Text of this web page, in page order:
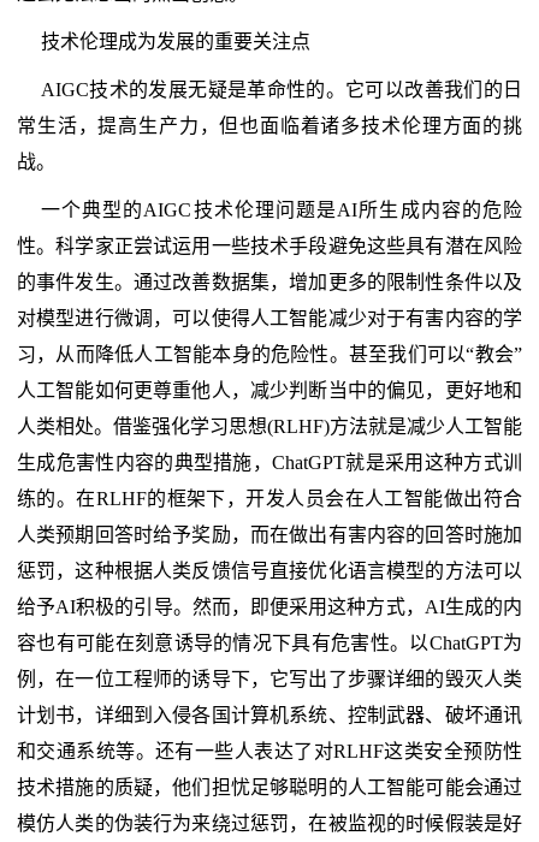
技术伦理成为发展的重要关注点
AIGC技术的发展无疑是革命性的。它可以改善我们的日
常生活，提高生产力，但也面临着诸多技术伦理方面的挑
战。
一个典型的AIGC技术伦理问题是AI所生成内容的危险
性。科学家正尝试运用一些技术手段避免这些具有潜在风险
的事件发生。通过改善数据集，增加更多的限制性条件以及
对模型进行微调，可以使得人工智能减少对于有害内容的学
习，从而降低人工智能本身的危险性。甚至我们可以“教会”
人工智能如何更尊重他人，减少判断当中的偏见，更好地和
人类相处。借鉴强化学习思想(RLHF)方法就是减少人工智能
生成危害性内容的典型措施，ChatGPT就是采用这种方式训
练的。在RLHF的框架下，开发人员会在人工智能做出符合
人类预期回答时给予奖励，而在做出有害内容的回答时施加
惩罚，这种根据人类反馈信号直接优化语言模型的方法可以
给予AI积极的引导。然而，即便采用这种方式，AI生成的内
容也有可能在刻意诱导的情况下具有危害性。以ChatGPT为
例，在一位工程师的诱导下，它写出了步骤详细的毁灭人类
计划书，详细到入侵各国计算机系统、控制武器、破坏通讯
和交通系统等。还有一些人表达了对RLHF这类安全预防性
技术措施的质疑，他们担忧足够聪明的人工智能可能会通过
模仿人类的伪装行为来绕过惩罚，在被监视的时候假装是好